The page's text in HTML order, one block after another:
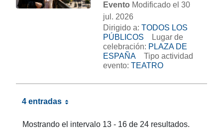
Evento Modificado el 30
jul. 2026
Dirigido a: TODOS LOS
PÚBLICOS
Lugar de
celebración: PLAZA DE
ESPAÑA
Tipo actividad
evento: TEATRO
4 entradas
Mostrando el intervalo 13 - 16 de 24 resultados.